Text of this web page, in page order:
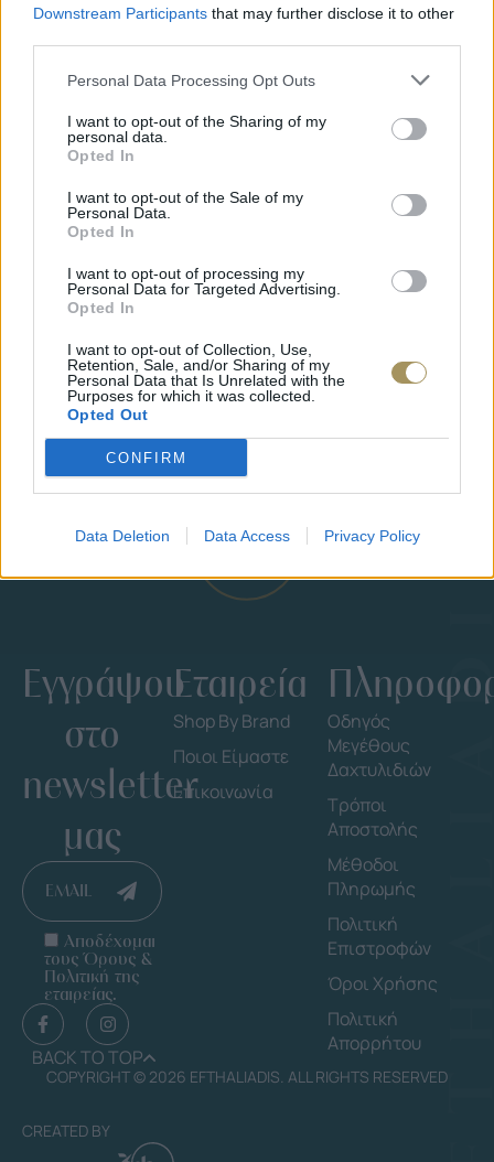
Downstream Participants that may further disclose it to other
Personal Data Processing Opt Outs
I want to opt-out of the Sharing of my
personal data.
Opted In
I want to opt-out of the Sale of my
Personal Data.
Opted In
I want to opt-out of processing my
Personal Data for Targeted Advertising.
Opted In
I want to opt-out of Collection, Use,
Retention, Sale, and/or Sharing of my
Personal Data that Is Unrelated with the
Purposes for which it was collected.
Opted Out
CONFIRM
Data Deletion Data Access Privacy Policy
-10%
ΒΑΠΤΙΣΤΙΚΌΣ ΣΤΑΥΡΌΣ ΜΕ
FROSTED ΥΦΉ ΚΑΙ
ΜΟΝΤΈΡΝΟ ΣΧΕΔΙΑΣΜΌ
415€375€ 415
Εγγράψου
στο
newsletter
μας
EMAIL
Αποδέχομαι
τους Όρους &
Πολιτική της
εταιρείας.
BACK TO TOP
Εταιρεία
Shop By Brand
Ποιοι Είμαστε
Επικοινωνία
Οδηγός
Μεγέθους
Δαχτυλιδιών
Τρόποι
Αποστολής
Μέθοδοι
Πληρωμής
Πολιτική
Επιστροφών
Όροι Χρήσης
Πολιτική
Απορρήτου
COPYRIGHT © 2026 EFTHALIADIS. ALL RIGHTS RESERVED
CREATED BY